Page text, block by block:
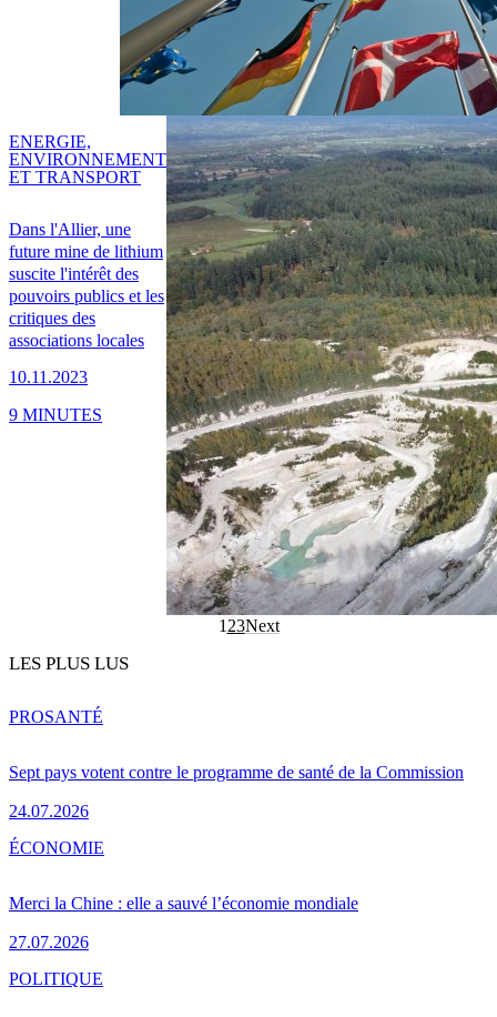
Dans l'Allier, une
future mine de lithium
suscite l'intérêt des
pouvoirs publics et les
critiques des
associations locales
10.11.2023
ENERGIE,
ENVIRONNEMENT
ET TRANSPORT
9 MINUTES
1 23Next
LES PLUS LUS
Sept pays votent contre le programme de santé de la Commission
24.07.2026
PROSANTÉ
Merci la Chine : elle a sauvé l’économie mondiale
27.07.2026
ÉCONOMIE
POLITIQUE